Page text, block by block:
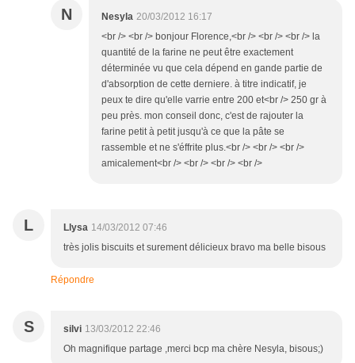
N Nesyla 20/03/2012 16:17
<br /> <br /> bonjour Florence,<br /> <br /> <br /> la
quantité de la farine ne peut être exactement
déterminée vu que cela dépend en gande partie de
d'absorption de cette derniere. à titre indicatif, je
peux te dire qu'elle varrie entre 200 et<br /> 250 gr à
peu près. mon conseil donc, c'est de rajouter la
farine petit à petit jusqu'à ce que la pâte se
rassemble et ne s'éffrite plus.<br /> <br /> <br />
amicalement<br /> <br /> <br /> <br />
L Llysa 14/03/2012 07:46
très jolis biscuits et surement délicieux bravo ma belle bisous
Répondre
S silvi 13/03/2012 22:46
Oh magnifique partage ,merci bcp ma chère Nesyla, bisous;)